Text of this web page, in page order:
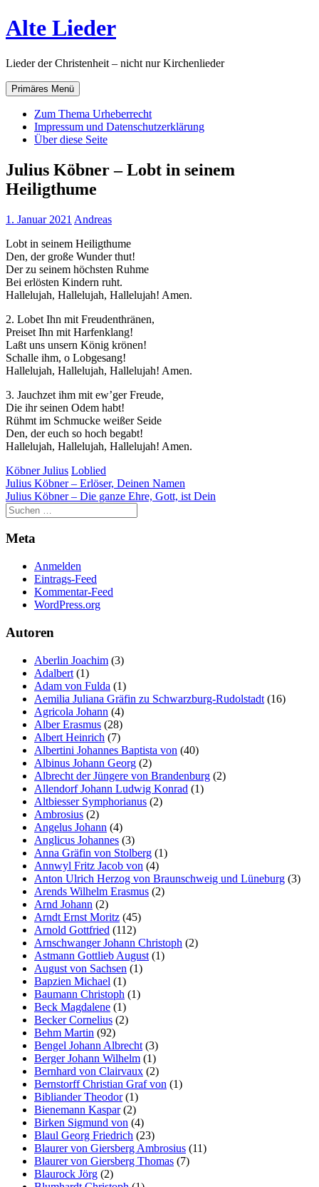
Zum
Inhalt
Alte Lieder
Lieder der Christenheit – nicht nur Kirchenlieder
Primäres Menü
Zum Thema Urheberrecht
Impressum und Datenschutzerklärung
Über diese Seite
Julius Köbner – Lobt in seinem
Heiligthume
1. Januar 2021 Andreas
Lobt in seinem Heiligthume
Den, der große Wunder thut!
Der zu seinem höchsten Ruhme
Bei erlösten Kindern ruht.
Hallelujah, Hallelujah, Hallelujah! Amen.
2. Lobet Ihn mit Freudenthränen,
Preiset Ihn mit Harfenklang!
Laßt uns unsern König krönen!
Schalle ihm, o Lobgesang!
Hallelujah, Hallelujah, Hallelujah! Amen.
3. Jauchzet ihm mit ew’ger Freude,
Die ihr seinen Odem habt!
Rühmt im Schmucke weißer Seide
Den, der euch so hoch begabt!
Hallelujah, Hallelujah, Hallelujah! Amen.
Köbner Julius Loblied
Beitragsnavigation
Julius Köbner – Erlöser, Deinen Namen
Julius Köbner – Die ganze Ehre, Gott, ist Dein
Meta
Anmelden
Eintrags-Feed
Kommentar-Feed
WordPress.org
Autoren
Aberlin Joachim (3)
Adalbert (1)
Adam von Fulda (1)
Aemilia Juliana Gräfin zu Schwarzburg-Rudolstadt (16)
Agricola Johann (4)
Alber Erasmus (28)
Albert Heinrich (7)
Albertini Johannes Baptista von (40)
Albinus Johann Georg (2)
Albrecht der Jüngere von Brandenburg (2)
Allendorf Johann Ludwig Konrad (1)
Altbiesser Symphorianus (2)
Ambrosius (2)
Angelus Johann (4)
Anglicus Johannes (3)
Anna Gräfin von Stolberg (1)
Annwyl Fritz Jacob von (4)
Anton Ulrich Herzog von Braunschweig und Lüneburg (3)
Arends Wilhelm Erasmus (2)
Arnd Johann (2)
Arndt Ernst Moritz (45)
Arnold Gottfried (112)
Arnschwanger Johann Christoph (2)
Astmann Gottlieb August (1)
August von Sachsen (1)
Bapzien Michael (1)
Baumann Christoph (1)
Beck Magdalene (1)
Becker Cornelius (2)
Behm Martin (92)
Bengel Johann Albrecht (3)
Berger Johann Wilhelm (1)
Bernhard von Clairvaux (2)
Bernstorff Christian Graf von (1)
Bibliander Theodor(1)
Bienemann Kaspar(2)
Birken Sigmund von (4)
Blaul Georg Friedrich (23)
Blaurer von Giersberg Ambrosius (11)
Blaurer von Giersberg Thomas (7)
Blaurock Jörg (2)